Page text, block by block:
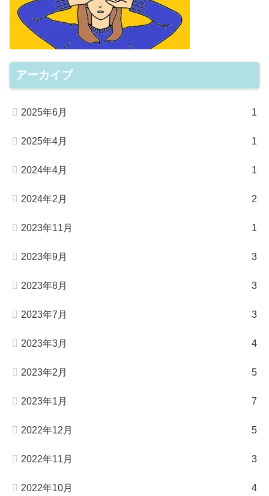
アーカイブ
2025年6月 1
2025年4月 1
2024年4月 1
2024年2月 2
2023年11月 1
2023年9月 3
2023年8月 3
2023年7月 3
2023年3月 4
2023年2月 5
2023年1月 7
2022年12月 5
2022年11月 3
2022年10月 4